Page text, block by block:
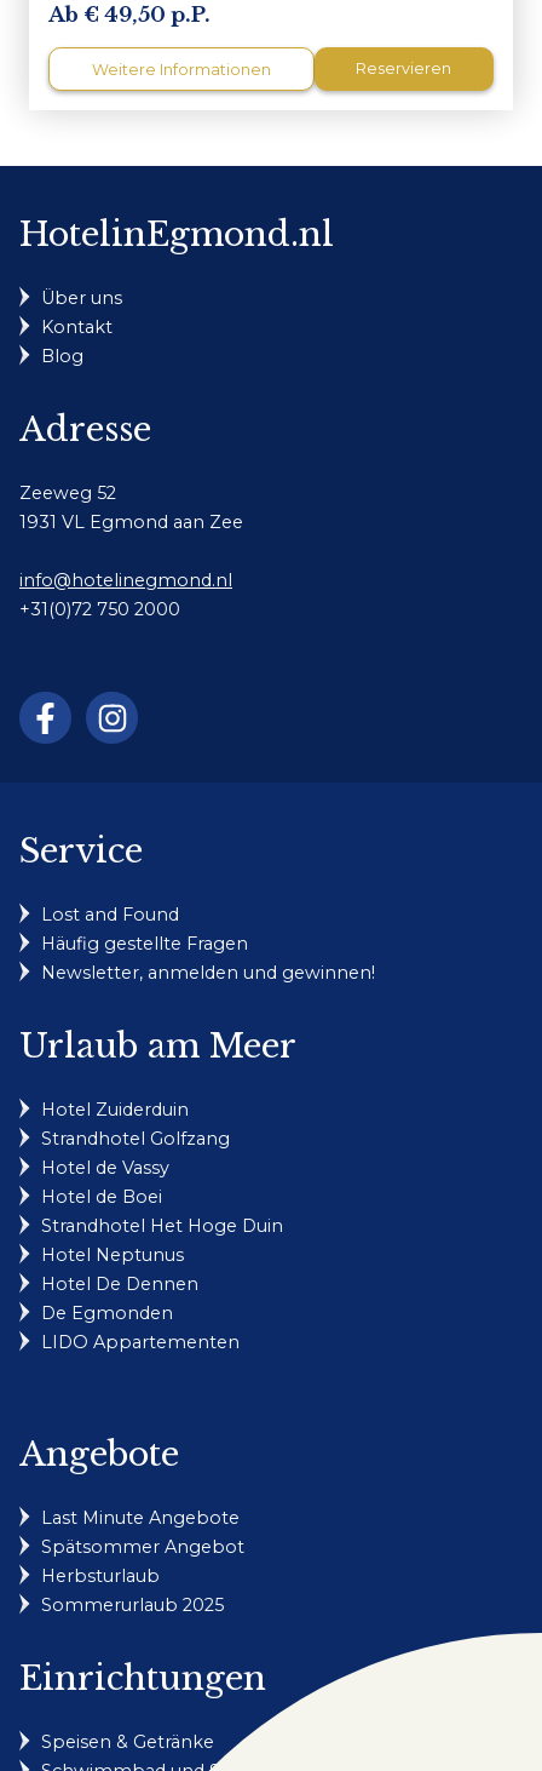
49,50 p.P.
Weitere Informationen Reservieren
HotelinEgmond.nl
Über uns
Kontakt
Blog
Adresse
Zeeweg 52
1931 VL Egmond aan Zee
info@hotelinegmond.nl
+31(0)72 750 2000
Service
Lost and Found
Häufig gestellte Fragen
Newsletter, anmelden und gewinnen!
Urlaub am Meer
Hotel Zuiderduin
Strandhotel Golfzang
Hotel de Vassy
Hotel de Boei
Strandhotel Het Hoge Duin
Hotel Neptunus
Hotel De Dennen
De Egmonden
LIDO Appartementen
Angebote
Last Minute Angebote
Spätsommer Angebot
Herbsturlaub
Sommerurlaub 2025
Einrichtungen
Speisen & Getränke